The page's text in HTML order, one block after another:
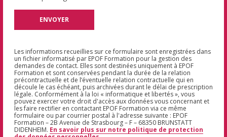
Les informations recueillies sur ce formulaire sont enregistrées dans
un fichier informatisé par EPOF Formation pour la gestion des
demandes de contact. Elles sont destinées uniquement à EPOF
Formation et sont conservées pendant la durée de la relation
précontractuelle et de l’éventuelle relation contractuelle qui en
découle le cas échéant, puis archivées durant le délai de prescription
légale. Conformément à la loi « informatique et libertés », vous
pouvez exercer votre droit d'accès aux données vous concernant et
les faire rectifier en contactant EPOF Formation via ce même
formulaire ou par courrier postal à l'adresse suivante : EPOF
Formation – 2B Avenue de Strasbourg – F – 68350 BRUNSTATT
DIDENHEIM. En savoir plus sur notre politique de protection